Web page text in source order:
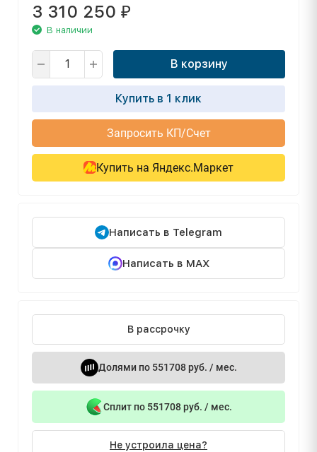
3 310 250 ₽
В наличии
В корзину
Купить в 1 клик
Запросить КП/Счет
Купить на Яндекс.Маркет
Написать в Telegram
Написать в MAX
В рассрочку
Долями по 551708 руб. / мес.
Сплит по 551708 руб. / мес.
Не устроила цена?